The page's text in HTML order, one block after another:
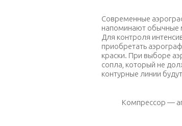
Современные
напоминают обычные
Для контроля
приобретать
краски. При выборе
сопла, который не
контурные линии
Компрессор —